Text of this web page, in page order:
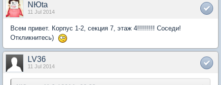
NЮta
11 Jul 2014
Всем привет. Корпус 1-2, секция 7, этаж 4!!!!!!!!! Соседи!
Откликнитесь)
LV36
11 Jul 2014